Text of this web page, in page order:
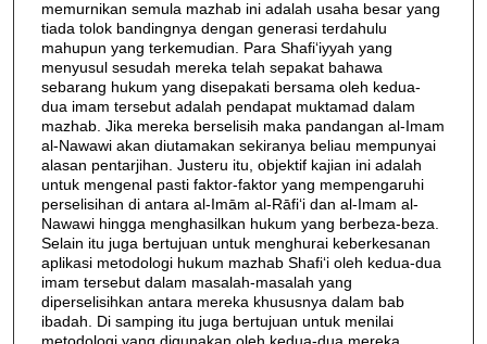
memurnikan semula mazhab ini adalah usaha besar yang
tiada tolok bandingnya dengan generasi terdahulu
mahupun yang terkemudian. Para Shafi‘iyyah yang
menyusul sesudah mereka telah sepakat bahawa
sebarang hukum yang disepakati bersama oleh kedua-
dua imam tersebut adalah pendapat muktamad dalam
mazhab. Jika mereka berselisih maka pandangan al-Imam
al-Nawawi akan diutamakan sekiranya beliau mempunyai
alasan pentarjihan. Justeru itu, objektif kajian ini adalah
untuk mengenal pasti faktor-faktor yang mempengaruhi
perselisihan di antara al-Imām al-Rāfi‘i dan al-Imam al-
Nawawi hingga menghasilkan hukum yang berbeza-beza.
Selain itu juga bertujuan untuk menghurai keberkesanan
aplikasi metodologi hukum mazhab Shafi‘i oleh kedua-dua
imam tersebut dalam masalah-masalah yang
diperselisihkan antara mereka khususnya dalam bab
ibadah. Di samping itu juga bertujuan untuk menilai
metodologi yang digunakan oleh kedua-dua mereka